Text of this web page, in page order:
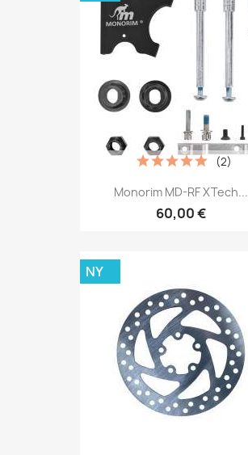
Monorim MD-RF XTech...
60,00 €
(2)
NY